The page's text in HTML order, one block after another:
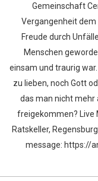
Gemeinschaft
Vergangenheit
Freude durch
Menschen
einsam und traurig
zu lieben, noch Gott
das man nicht mehr
freigekommen? Live
Ratskeller,
message: https://